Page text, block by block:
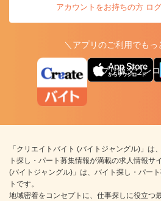
アカウントをお持ちの方 ロ
＼アプリのご利用でもっ
アプリ版ダウン
「クリエイトバイト (バイトジャングル)」は
ト探し・パート募集情報が満載の求人情報サ
(バイトジャングル)」は、バイト探し・パー
トです。
地域密着をコンセプトに、仕事探しに役立つ